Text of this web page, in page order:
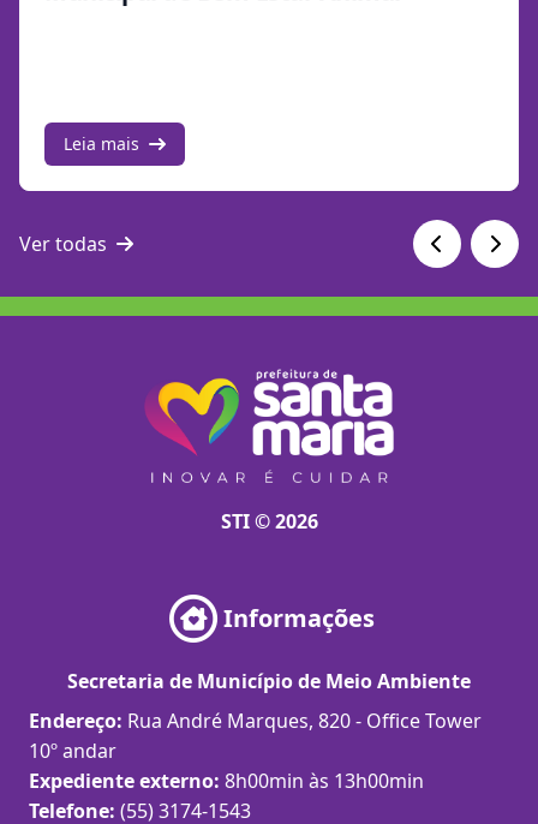
Leia mais
Ver todas
STI © 2026
Informações
Secretaria de Município de Meio Ambiente
Endereço: Rua André Marques, 820 - Office Tower
10º andar
Expediente externo: 8h00min às 13h00min
Telefone: (55) 3174-1543